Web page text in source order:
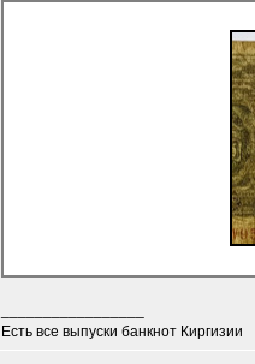
Есть все выпуски банкнот Киргизии